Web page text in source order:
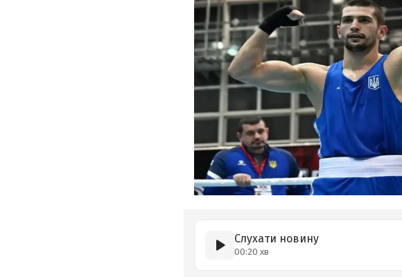
Слухати новину
00:20 хв